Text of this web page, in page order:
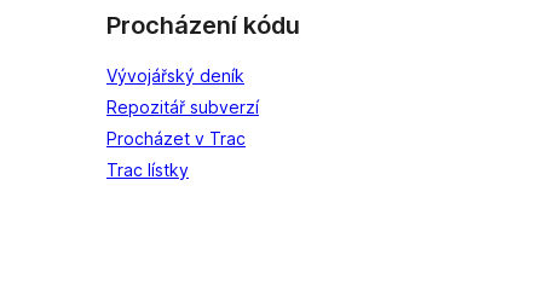
Procházení kódu
Vývojářský deník
Repozitář subverzí
Procházet v Trac
Trac lístky